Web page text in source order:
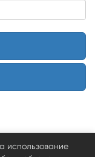
использование